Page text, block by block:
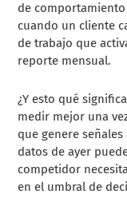
de
cuando un cliente
de trabajo que
reporte mensual.
¿Y esto qué
medir mejor una
que genere
datos de ayer
competidor
en el umbral de